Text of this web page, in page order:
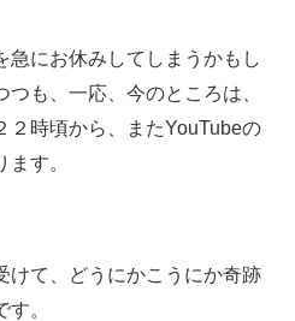
急にお休みしてしまうかもし
も、一応、今のところは、
２時頃から、またYouTubeの
す。
けて、どうにかこうにか奇跡
。